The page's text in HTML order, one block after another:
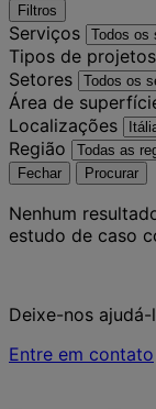
Filtros
Serviços
Tipos de projetos
Setores
Área de
Localizações
Região
Fechar Procurar
Nenhum
estudo de caso
Deixe-nos
Entre em contato